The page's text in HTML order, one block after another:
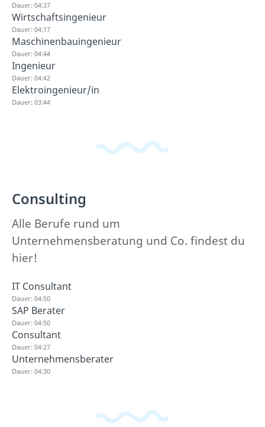
Dauer: 04:37
Wirtschaftsingenieur
Dauer: 04:17
Maschinenbauingenieur
Dauer: 04:44
Ingenieur
Dauer: 04:42
Elektroingenieur/in
Dauer: 03:44
Consulting
Alle Berufe rund um
Unternehmensberatung und Co. findest du
hier!
IT Consultant
Dauer: 04:50
SAP Berater
Dauer: 04:50
Consultant
Dauer: 04:27
Unternehmensberater
Dauer: 04:30